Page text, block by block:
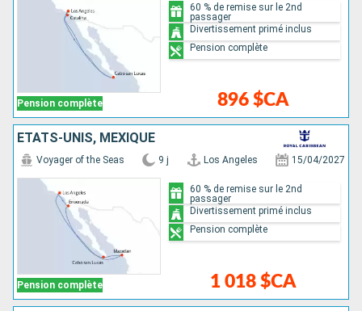
Pension complète 896 $CA
60 % de remise sur le 2nd
passager
Divertissement primé inclus
Pension complète
ÉTATS-UNIS, MEXIQUE
Pension complète
Voyager of the Seas 9 j Los Angeles 15/04/2027
1 018 $CA
60 % de remise sur le 2nd
passager
Divertissement primé inclus
Pension complète